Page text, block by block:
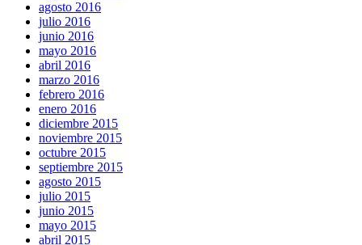
agosto 2016
julio 2016
junio 2016
mayo 2016
abril 2016
marzo 2016
febrero 2016
enero 2016
diciembre 2015
noviembre 2015
octubre 2015
septiembre 2015
agosto 2015
julio 2015
junio 2015
mayo 2015
abril 2015